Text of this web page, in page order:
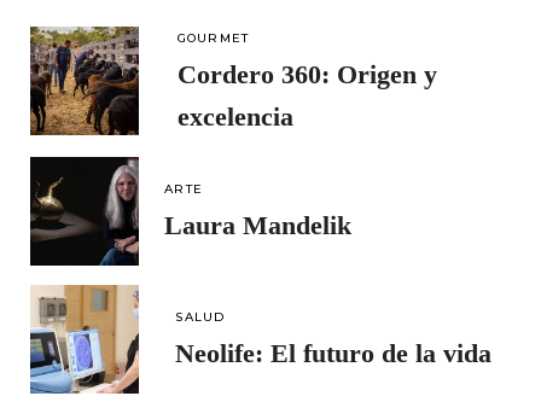
GOURMET
Cordero 360: Origen y
excelencia
ARTE
Laura Mandelik
SALUD
Neolife: El futuro de la vida